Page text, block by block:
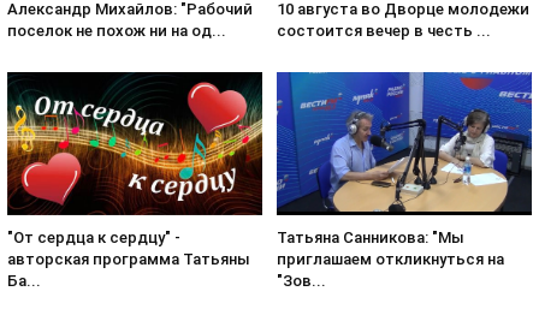
Александр Михайлов: "Рабочий
поселок не похож ни на од...
10 августа во Дворце молодежи
состоится вечер в честь ...
"От сердца к сердцу" -
авторская программа Татьяны
Ба...
Татьяна Санникова: "Мы
приглашаем откликнуться на
"Зов...